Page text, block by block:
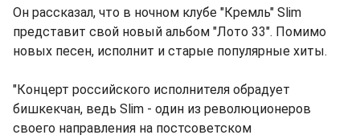
Он рассказал, что в ночном клубе "Кремль" Slim
представит свой новый альбом "Лото 33". Помимо
новых песен, исполнит и старые популярные хиты.
"Концерт российского исполнителя обрадует
бишкекчан, ведь Slim - один из революционеров
своего направления на постсоветском